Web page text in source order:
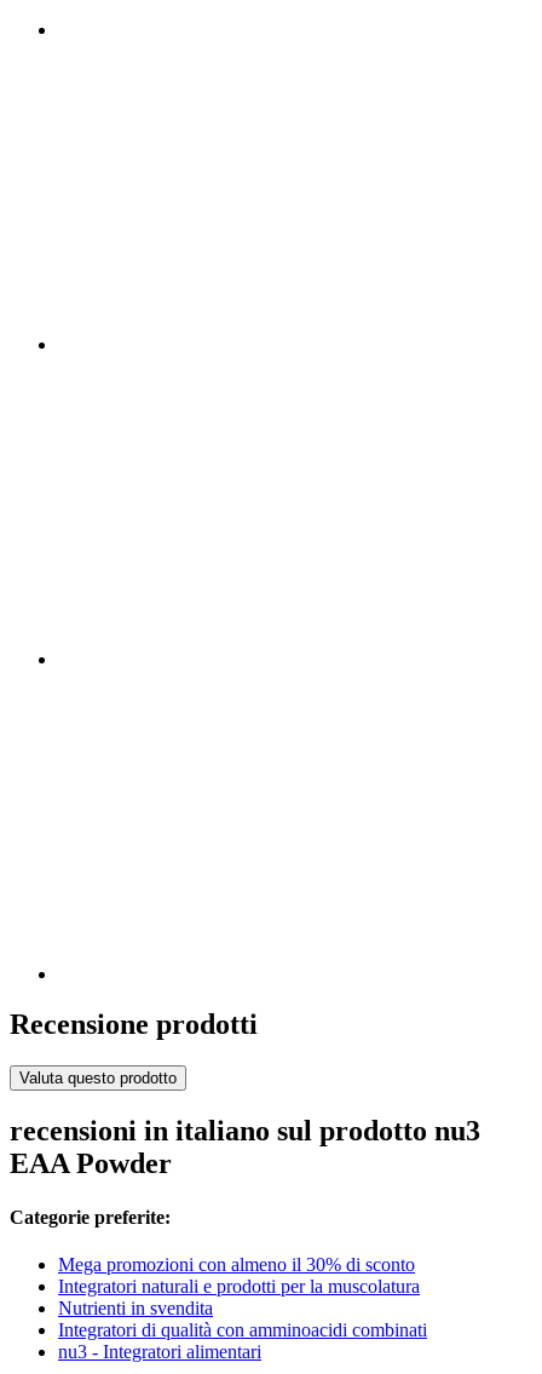
Recensione prodotti
Valuta questo prodotto
recensioni in italiano sul prodotto nu3
EAA Powder
Categorie preferite:
Mega promozioni con almeno il 30% di sconto
Integratori naturali e prodotti per la muscolatura
Nutrienti in svendita
Integratori di qualità con amminoacidi combinati
nu3 - Integratori alimentari